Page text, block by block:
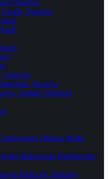
Staszów
Staszów
Staszów
Staszów
Zakład Szklarski
Obrazu Matki
Małgorzata Putelbergier,
Kielczyk, Staszów